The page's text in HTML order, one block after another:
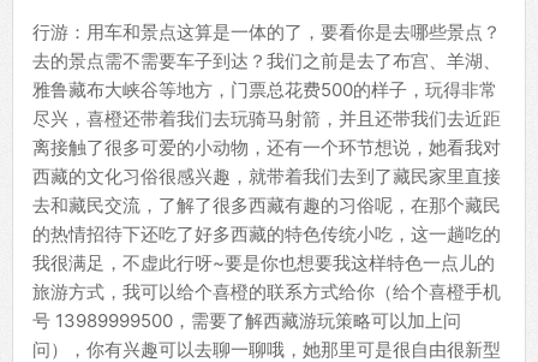
行游：用车和景点这算是一体的了，要看你是去哪些景点？
去的景点需不需要车子到达？我们之前是去了布宫、羊湖、
雅鲁藏布大峡谷等地方，门票总花费500的样子，玩得非常
尽兴，喜橙还带着我们去玩骑马射箭，并且还带我们去近距
离接触了很多可爱的小动物，还有一个环节想说，她看我对
西藏的文化习俗很感兴趣，就带着我们去到了藏民家里直接
去和藏民交流，了解了很多西藏有趣的习俗呢，在那个藏民
的热情招待下还吃了好多西藏的特色传统小吃，这一趟吃的
我很满足，不虚此行呀~要是你也想要我这样特色一点儿的
旅游方式，我可以给个喜橙的联系方式给你（给个喜橙手机
号 13989999500，需要了解西藏游玩策略可以加上问
问），你有兴趣可以去聊一聊哦，她那里可是很自由很新型